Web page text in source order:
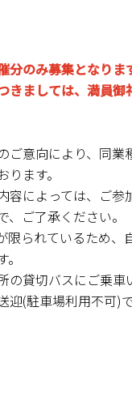
分のみ募集となりま
きましては、満員御
ご意向により、同業
ます。
容によっては、ご参
、ご了承ください。
限られているため、
の貸切バスにご乗車
迎(駐車場利用不可)